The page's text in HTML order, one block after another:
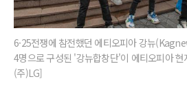
6·25전쟁에 참전했던 에티오피아 강뉴
4명으로 구성된 '강뉴합창단'이 에티오피아
(주)LG]